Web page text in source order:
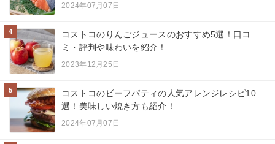
2024年07月07日
4
コストコのりんごジュースのおすすめ5選！口コ
ミ・評判や味わいを紹介！
2023年12月25日
5
コストコのビーフパティの人気アレンジレシピ10
選！美味しい焼き方も紹介！
2024年07月07日